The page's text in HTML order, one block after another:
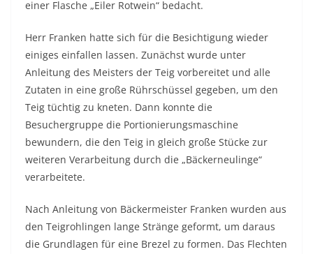
einer Flasche „Eiler Rotwein“ bedacht.
Herr Franken hatte sich für die Besichtigung wieder
einiges einfallen lassen. Zunächst wurde unter
Anleitung des Meisters der Teig vorbereitet und alle
Zutaten in eine große Rührschüssel gegeben, um den
Teig tüchtig zu kneten. Dann konnte die
Besuchergruppe die Portionierungsmaschine
bewundern, die den Teig in gleich große Stücke zur
weiteren Verarbeitung durch die „Bäckerneulinge“
verarbeitete.
Nach Anleitung von Bäckermeister Franken wurden aus
den Teigrohlingen lange Stränge geformt, um daraus
die Grundlagen für eine Brezel zu formen. Das Flechten